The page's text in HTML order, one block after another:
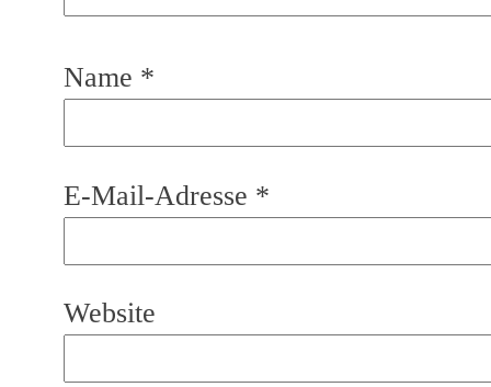
Name *
E-Mail-Adresse *
Website